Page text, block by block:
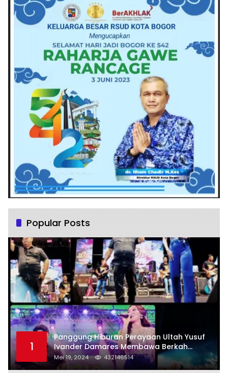
Popular Posts
1
Panggung Hiburan Perayaan Ultah Yusuf
Ivander Damares Membawa Berkah
Warga Kejapanan
Mei 19, 2024 432146514